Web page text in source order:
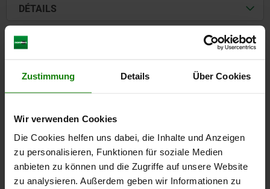
Zustimmung Details Über Cookies
Wir verwenden Cookies
Die Cookies helfen uns dabei, die Inhalte und Anzeigen
zu personalisieren, Funktionen für soziale Medien
anbieten zu können und die Zugriffe auf unsere Website
zu analysieren. Außerdem geben wir Informationen zu
DÉTAILS
TÉLÉCHARGEMENTS
également acheté
05838-02